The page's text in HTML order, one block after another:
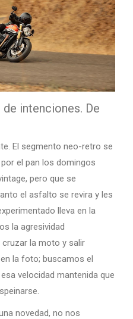
intenciones. De
El segmento neo-retro se
el pan los domingos
pero que se
el asfalto se revira y les
lleva en la
la agresividad
la moto y salir
la foto; buscamos el
velocidad mantenida que
novedad, no nos